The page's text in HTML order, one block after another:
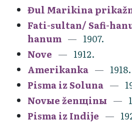
Đul Marikina
Fati-sultan/ Safi-
hanum
1907.
Nove
1912.
Amerikanka
1918.
Pisma iz Soluna
Novыe ženщinы
Pisma iz Indije